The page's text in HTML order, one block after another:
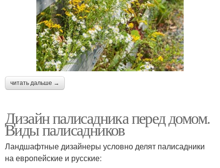
читать дальше →
Дизайн палисадника перед домом.
Виды палисадников
Ландшафтные дизайнеры условно делят палисадники
на европейские и русские: